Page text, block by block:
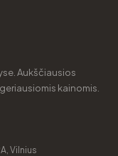
Aukščiausios
kainomis.
Vilnius